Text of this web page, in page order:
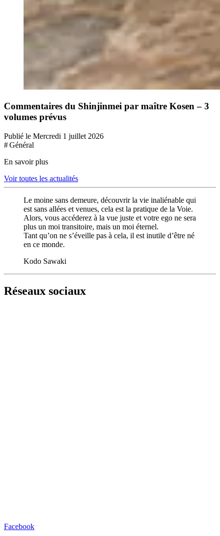
Commentaires du Shinjinmei par maître Kosen – 3
volumes prévus
Publié le Mercredi 1 juillet 2026
# Général
En savoir plus
Voir toutes les actualités
Le moine sans demeure, découvrir la vie inaliénable qui
est sans allées et venues, cela est la pratique de la Voie.
Alors, vous accéderez à la vue juste et votre ego ne sera
plus un moi transitoire, mais un moi éternel.
Tant qu’on ne s’éveille pas à cela, il est inutile d’être né
en ce monde.
Kodo Sawaki
Réseaux sociaux
Facebook